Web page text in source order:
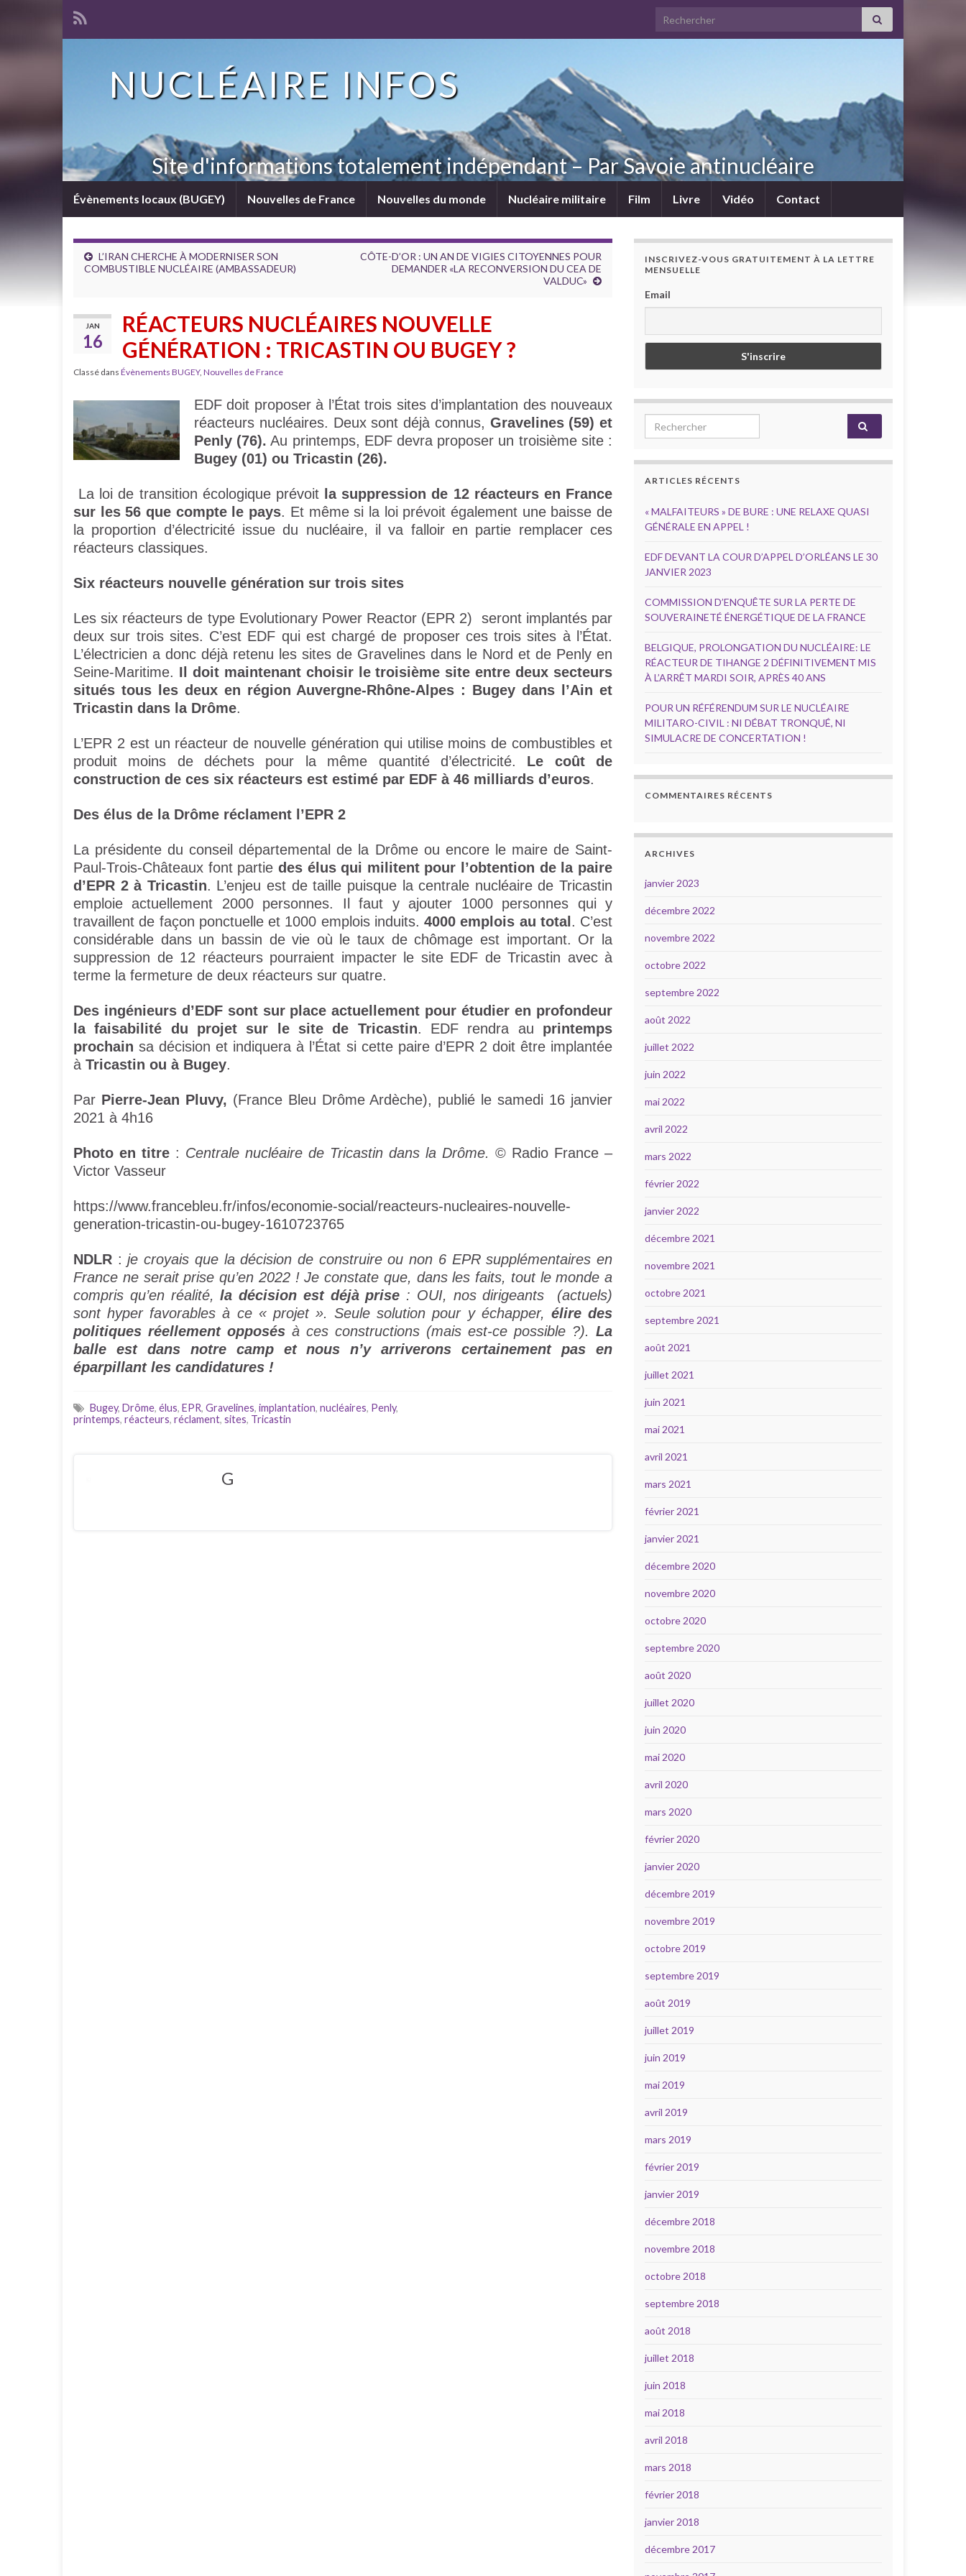
Search for:
NUCLÉAIRE INFOS
Site d'informations totalement indépendant – Par Savoie antinucléaire
Évènements locaux (BUGEY) Nouvelles de France Nouvelles du monde Nucléaire militaire Film Livre Vidéo Contact
L’IRAN CHERCHE À MODERNISER SON
COMBUSTIBLE NUCLÉAIRE (AMBASSADEUR)
CÔTE-D’OR : UN AN DE VIGIES CITOYENNES POUR
DEMANDER «LA RECONVERSION DU CEA DE
VALDUC»
JAN
16
RÉACTEURS NUCLÉAIRES NOUVELLE
GÉNÉRATION : TRICASTIN OU BUGEY ?
Classé dans Évènements BUGEY, Nouvelles de France
EDF doit proposer à l’État trois sites d’implantation des nouveaux
réacteurs nucléaires. Deux sont déjà connus, Gravelines (59) et
Penly (76). Au printemps, EDF devra proposer un troisième site :
Bugey (01) ou Tricastin (26).
La loi de transition écologique prévoit la suppression de 12 réacteurs en France
sur les 56 que compte le pays. Et même si la loi prévoit également une baisse de
la proportion d’électricité issue du nucléaire, il va falloir en partie remplacer ces
réacteurs classiques.
Six réacteurs nouvelle génération sur trois sites
Les six réacteurs de type Evolutionary Power Reactor (EPR 2) seront implantés par
deux sur trois sites. C’est EDF qui est chargé de proposer ces trois sites à l’État.
L’électricien a donc déjà retenu les sites de Gravelines dans le Nord et de Penly en
Seine-Maritime. Il doit maintenant choisir le troisième site entre deux secteurs
situés tous les deux en région Auvergne-Rhône-Alpes : Bugey dans l’Ain et
Tricastin dans la Drôme.
L’EPR 2 est un réacteur de nouvelle génération qui utilise moins de combustibles et
produit moins de déchets pour la même quantité d’électricité. Le coût de
construction de ces six réacteurs est estimé par EDF à 46 milliards d’euros.
Des élus de la Drôme réclament l’EPR 2
La présidente du conseil départemental de la Drôme ou encore le maire de Saint-
Paul-Trois-Châteaux font partie des élus qui militent pour l’obtention de la paire
d’EPR 2 à Tricastin. L’enjeu est de taille puisque la centrale nucléaire de Tricastin
emploie actuellement 2000 personnes. Il faut y ajouter 1000 personnes qui y
travaillent de façon ponctuelle et 1000 emplois induits. 4000 emplois au total . C’est
considérable dans un bassin de vie où le taux de chômage est important. Or la
suppression de 12 réacteurs pourraient impacter le site EDF de Tricastin avec à
terme la fermeture de deux réacteurs sur quatre.
Des ingénieurs d’EDF sont sur place actuellement pour étudier en profondeur
la faisabilité du projet sur le site de Tricastin. EDF rendra au printemps
prochain sa décision et indiquera à l’État si cette paire d’EPR 2 doit être implantée
à Tricastin ou à Bugey.
Par Pierre-Jean Pluvy, (France Bleu Drôme Ardèche), publié le samedi 16 janvier
2021 à 4h16
Photo en titre : Centrale nucléaire de Tricastin dans la Drôme. © Radio France –
Victor Vasseur
https://www.francebleu.fr/infos/economie-social/reacteurs-nucleaires-nouvelle-
generation-tricastin-ou-bugey-1610723765
NDLR :je croyais que la décision de construire ou non 6 EPR supplémentaires en
France ne serait prise qu’en 2022 ! Je constate que, dans les faits, tout le monde a
compris qu’en réalité,la décision est déjà prise : OUI, nos dirigeants (actuels)
sont hyper favorables à ce « projet ». Seule solution pour y échapper, élire des
politiques réellement opposés à ces constructions (mais est-ce possible ?). La
balle est dans notre camp et nous n’y arriverons certainement pas en
éparpillant les candidatures !
Bugey, Drôme, élus, EPR, Gravelines, implantation, nucléaires, Penly,
printemps, réacteurs, réclament, sites, Tricastin
G
INSCRIVEZ-VOUS GRATUITEMENT À LA LETTRE
MENSUELLE
Email
Search for:
ARTICLES RÉCENTS
« MALFAITEURS » DE BURE : UNE RELAXE QUASI
GÉNÉRALE EN APPEL !
EDF DEVANT LA COUR D’APPEL D’ORLÉANS LE 30
JANVIER 2023
COMMISSION D’ENQUÊTE SUR LA PERTE DE
SOUVERAINETÉ ÉNERGÉTIQUE DE LA FRANCE
BELGIQUE, PROLONGATION DU NUCLÉAIRE: LE
RÉACTEUR DE TIHANGE 2 DÉFINITIVEMENT MIS
À L’ARRÊT MARDI SOIR, APRÈS 40 ANS
POUR UN RÉFÉRENDUM SUR LE NUCLÉAIRE
MILITARO-CIVIL : NI DÉBAT TRONQUÉ, NI
SIMULACRE DE CONCERTATION !
COMMENTAIRES RÉCENTS
ARCHIVES
janvier 2023
décembre 2022
novembre 2022
octobre 2022
septembre 2022
août 2022
juillet 2022
juin 2022
mai 2022
avril 2022
mars 2022
février 2022
janvier 2022
décembre 2021
novembre 2021
octobre 2021
septembre 2021
août 2021
juillet 2021
juin 2021
mai 2021
avril 2021
mars 2021
février 2021
janvier 2021
décembre 2020
novembre 2020
octobre 2020
septembre 2020
août 2020
juillet 2020
juin 2020
mai 2020
avril 2020
mars 2020
février 2020
janvier 2020
décembre 2019
novembre 2019
octobre 2019
septembre 2019
août 2019
juillet 2019
juin 2019
mai 2019
avril 2019
mars 2019
février 2019
janvier 2019
décembre 2018
novembre 2018
octobre 2018
septembre 2018
août 2018
juillet 2018
juin 2018
mai 2018
avril 2018
mars 2018
février 2018
janvier 2018
décembre 2017